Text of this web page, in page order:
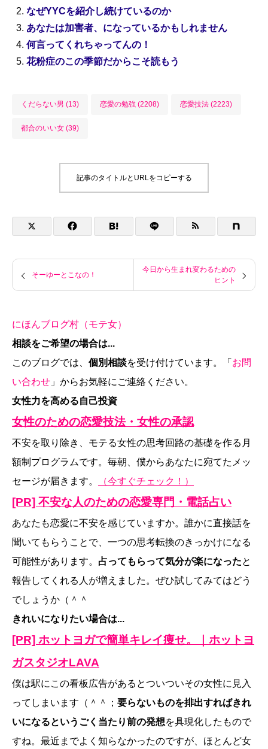
なぜYYCを紹介し続けているのか
あなたは加害者、になっているかもしれません
何言ってくれちゃってんの！
花粉症のこの季節だからこそ読もう
くだらない男 (13) 恋愛の勉強 (2208) 恋愛技法 (2223)
都合のいい女 (39)
記事のタイトルとURLをコピーする
そーゆーとこなの！
今日から生まれ変わるための
ヒント
にほんブログ村（モテ女）
相談をご希望の場合は...
このブログでは、 個別相談を受け付けています。「 お問
い合わせ 」からお気軽にご連絡ください。
女性力を高める自己投資
女性のための恋愛技法・女性の承認
不安を取り除き、モテる女性の思考回路の基礎を作る月
額制プログラムです。毎朝、僕からあなたに宛てたメッ
セージが届きます。
（今すぐチェック！）
[PR] 不安な人のための恋愛専門・電話占い
あなたも恋愛に不安を感じていますか。誰かに直接話を
聞いてもらうことで、一つの思考転換のきっかけになる
可能性があります。 占ってもらって気分が楽になったと
報告してくれる人が増えました。ぜひ試してみてはどう
でしょうか（＾＾
きれいになりたい場合は...
[PR] ホットヨガで簡単キレイ痩せ。｜ホットヨ
ガスタジオLAVA
僕は駅にこの看板広告があるとついついその女性に見入
ってしまいます（＾＾； 要らないものを排出すればきれ
いになるというごく当たり前の発想を具現化したもので
すね。最近までよく知らなかったのですが、ほとんど女